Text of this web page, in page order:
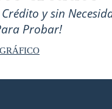
y sin
Probar!